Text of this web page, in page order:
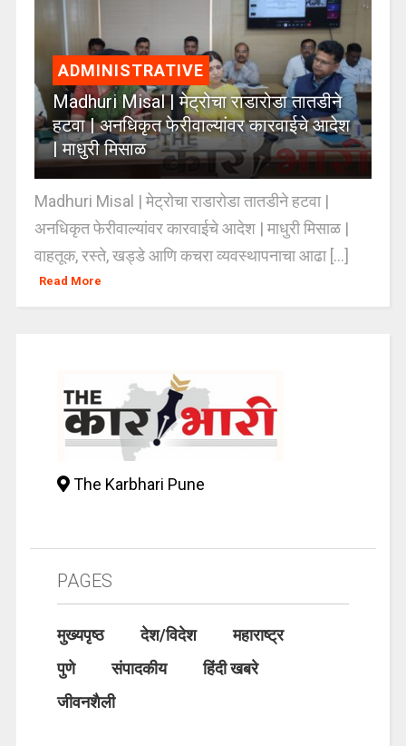
ADMINISTRATIVE
Madhuri Misal | मेट्रोचा राडारोडा तातडीने
हटवा | अनधिकृत फेरीवाल्यांवर कारवाईचे आदेश
| माधुरी मिसाळ
Madhuri Misal | मेट्रोचा राडारोडा तातडीने हटवा |
अनधिकृत फेरीवाल्यांवर कारवाईचे आदेश | माधुरी मिसाळ |
वाहतूक, रस्ते, खड्डे आणि कचरा व्यवस्थापनाचा आढा [...]
Read More
The Karbhari Pune
PAGES
मुख्यपृष्ठ देश/विदेश
महाराष्ट्र
पुणे
संपादकीय
हिंदी खबरे
जीवनशैली